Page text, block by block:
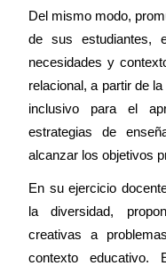
Del mismo modo,
de sus estudiantes,
necesidades y
relacional, a partir de
inclusivo para el
estrategias de
alcanzar los objetivos
En su ejercicio
la diversidad,
creativas a
contexto educativo.